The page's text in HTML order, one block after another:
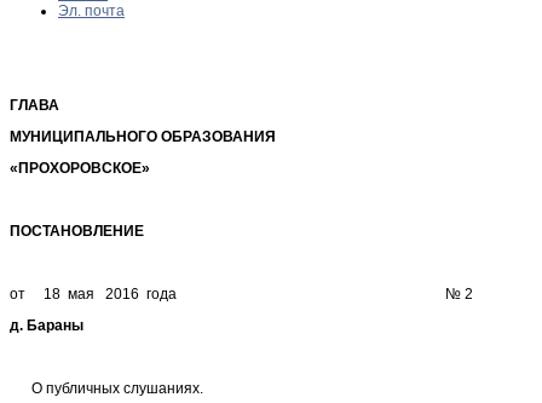
Эл. почта
ГЛАВА
МУНИЦИПАЛЬНОГО ОБРАЗОВАНИЯ
«ПРОХОРОВСКОЕ»
ПОСТАНОВЛЕНИЕ
от 18 мая 2016 года № 2
д. Бараны
О публичных слушаниях.